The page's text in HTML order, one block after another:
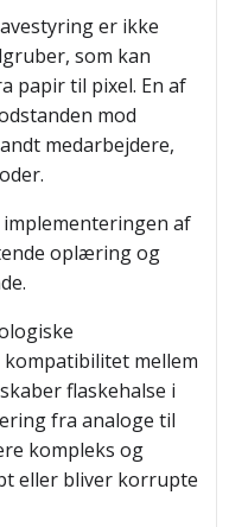
er ikke
som kan
papir til pixel. En af
mod
medarbejdere,
af
oplæring og
mellem
flaskehalse i
fra analoge til
kompleks og
eller bliver korrupte